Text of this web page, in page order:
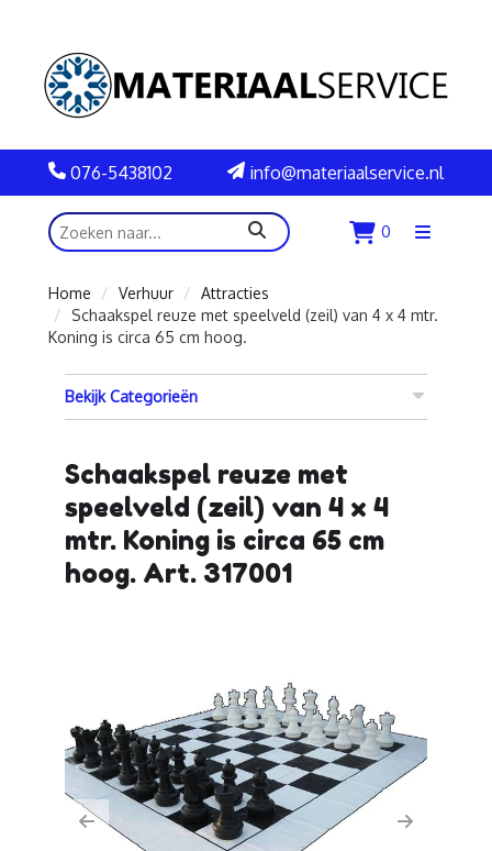
076-5438102 info@materiaalservice.nl
zoeken 0
Menu
Home
Verhuur
Attracties
Schaakspel reuze met speelveld (zeil) van 4 x 4 mtr.
Koning is circa 65 cm hoog.
Bekijk Categorieën
Schaakspel reuze met
speelveld (zeil) van 4 x 4
mtr. Koning is circa 65 cm
hoog. Art. 317001
Previous Next